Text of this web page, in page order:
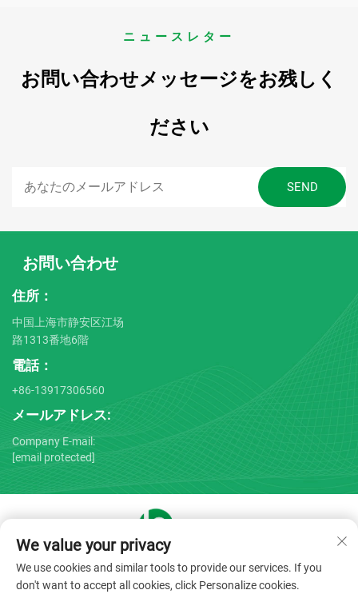
ニュースレター
お問い合わせメッセージをお残しく
ださい
お問い合わせ
住所：
中国上海市静安区江场
路1313番地6階
電話：
+86-13917306560
メールアドレス:
Company E-mail:
[email protected]
Copyright © 2025 by Shanghai Bojin Medical Instrument Co.,
Ltd. - プライバシーポリシー
We value your privacy
We use cookies and similar tools to provide our services. If you
don't want to accept all cookies, click Personalize cookies.